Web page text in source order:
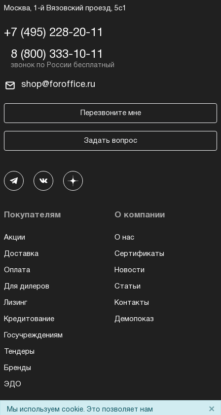
Москва, 1-й Вязовский проезд, 5с1
+7 (495) 228-20-11
8 (800) 333-10-11
shop@foroffice.ru
Перезвоните мне
Задать вопрос
Покупателям
Акции
Доставка
Оплата
Для дилеров
Лизинг
Кредитование
Госучреждениям
Тендеры
Бренды
ЭДО
О компании
О нас
Сертификаты
Новости
Статьи
Контакты
Демопоказ
Мы используем cookie. Это позволяет нам
×